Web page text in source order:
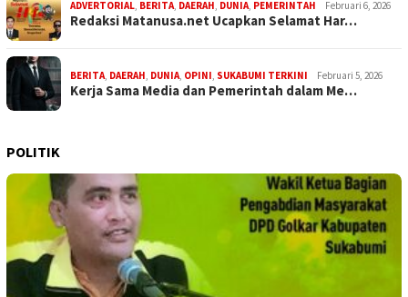
ADVERTORIAL, BERITA, DAERAH, DUNIA, PEMERINTAH Februari 6, 2026
Redaksi Matanusa.net Ucapkan Selamat Har…
BERITA, DAERAH, DUNIA, OPINI, SUKABUMI TERKINI Februari 5, 2026
Kerja Sama Media dan Pemerintah dalam Me…
POLITIK